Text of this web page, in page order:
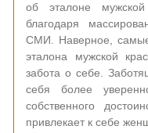
об эталоне
благодаря
СМИ. Наверное, самые
эталона мужской
забота о себе.
себя более
собственного
привлекает к себе